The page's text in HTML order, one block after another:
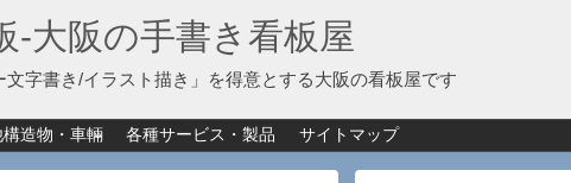
‐大阪の手書き看板屋
文字書き/イラスト描き」を得意とする大阪の看板屋です
構造物・車輛 各種サービス・製品 サイトマップ